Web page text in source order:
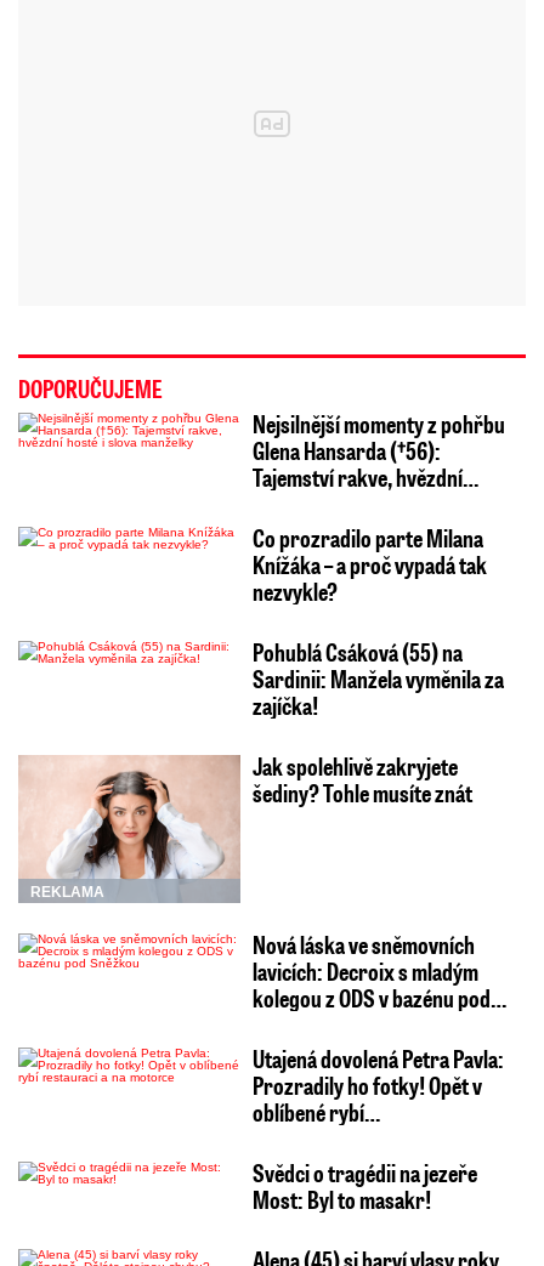
DOPORUČUJEME
Nejsilnější momenty z pohřbu
Glena Hansarda (†56):
Tajemství rakve, hvězdní…
Co prozradilo parte Milana
Knížáka – a proč vypadá tak
nezvykle?
Pohublá Csáková (55) na
Sardinii: Manžela vyměnila za
zajíčka!
REKLAMA
Jak spolehlivě zakryjete
šediny? Tohle musíte znát
Nová láska ve sněmovních
lavicích: Decroix s mladým
kolegou z ODS v bazénu pod…
Utajená dovolená Petra Pavla:
Prozradily ho fotky! Opět v
oblíbené rybí…
Svědci o tragédii na jezeře
Most: Byl to masakr!